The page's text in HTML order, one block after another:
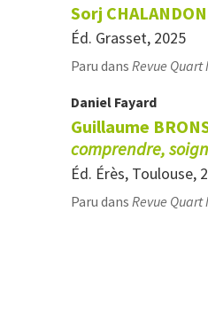
Sorj
Éd. Grasset, 2025
Paru dans Revue Quart
Daniel Fayard
Guillaume
comprendre,
Éd. Érès, Toulouse,
Paru dans Revue Quart